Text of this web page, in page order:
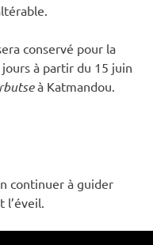
conservé pour la
à partir du 15 juin
à Katmandou.
continuer à guider